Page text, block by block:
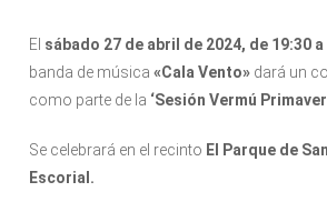
El sábado 27 de abril de 2024, de 19:30 a
banda de música«Cala Vento» dará un
como parte de la ‘Sesión Vermú
Se celebrará en el recinto El Parque de
Escorial.